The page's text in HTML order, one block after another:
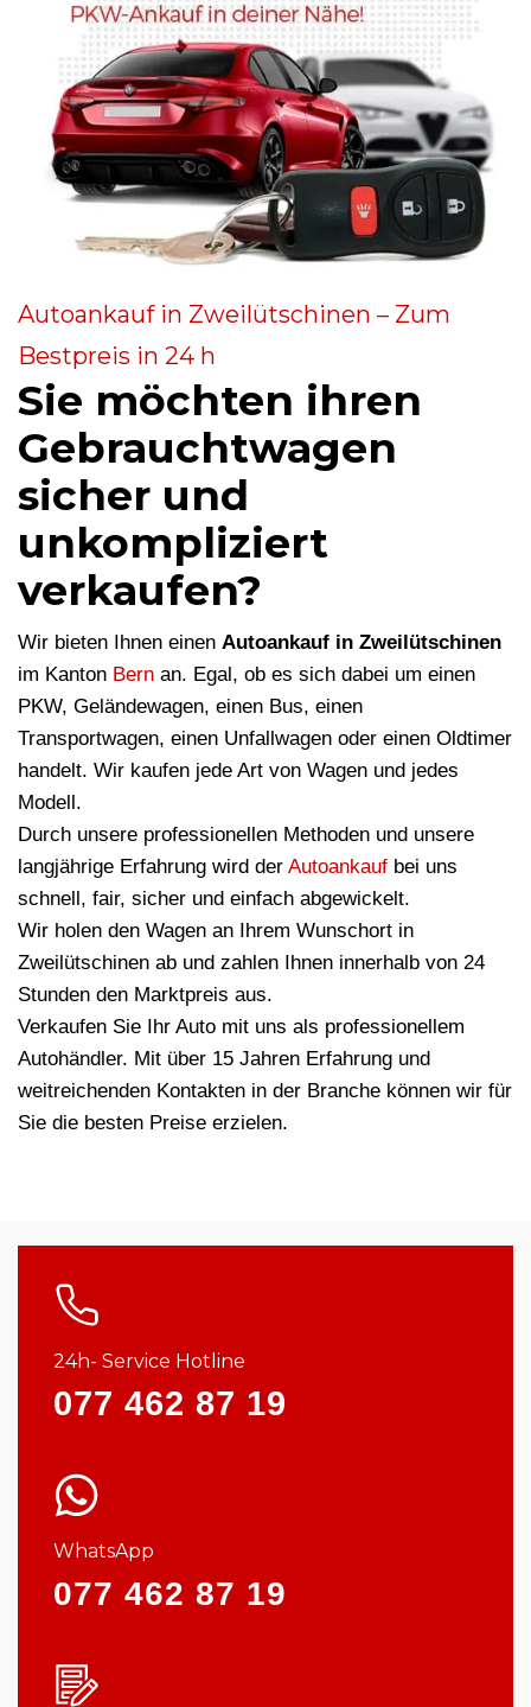
Autoankauf in Zweilütschinen – Zum
Bestpreis in 24 h
Sie möchten ihren
Gebrauchtwagen
sicher und
unkompliziert
verkaufen?
Wir bieten Ihnen einen Autoankauf in Zweilütschinen
im Kanton Bern an. Egal, ob es sich dabei um einen
PKW, Geländewagen, einen Bus, einen
Transportwagen, einen Unfallwagen oder einen Oldtimer
handelt. Wir kaufen jede Art von Wagen und jedes
Modell.
Durch unsere professionellen Methoden und unsere
langjährige Erfahrung wird der Autoankauf bei uns
schnell, fair, sicher und einfach abgewickelt.
Wir holen den Wagen an Ihrem Wunschort in
Zweilütschinen ab und zahlen Ihnen innerhalb von 24
Stunden den Marktpreis aus.
Verkaufen Sie Ihr Auto mit uns als professionellem
Autohändler. Mit über 15 Jahren Erfahrung und
weitreichenden Kontakten in der Branche können wir für
Sie die besten Preise erzielen.
24h- Service Hotline
077 462 87 19
WhatsApp
077 462 87 19